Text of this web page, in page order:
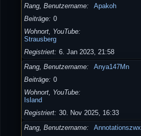
Rang, Benutzername
Apakoh
Beiträge 0
Wohnort, YouTube
Strausberg
Registriert 6. Jan 2023, 21:58
Rang, Benutzername
Anya147Mn
Beiträge 0
Wohnort, YouTube
Island
Registriert 30. Nov 2025, 16:33
Rang, Benutzername
Annotationszwx